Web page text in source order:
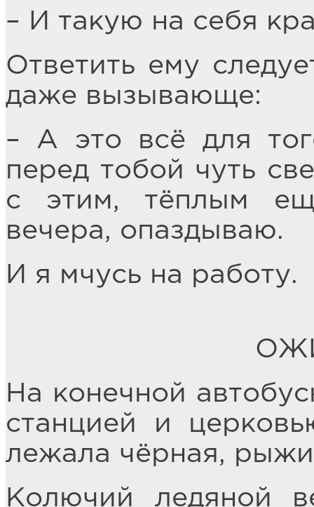
– И такую на себя
Ответить ему
даже вызывающе:
– А это всё для
перед тобой чуть
с этим, тёплым
вечера, опаздываю.
И я мчусь на работу.
На конечной
станцией и
лежала чёрная,
Колючий ледяной